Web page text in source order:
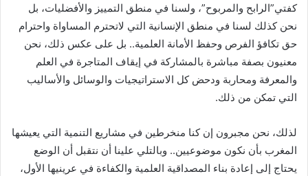
كفتي”الرابح والمربوح”، ولسنا في منطق التمييز والأفضليات، بل
نحن كذلك لسنا في منطق الإنسانية التي لاتحترم المساواة واحترام
حق تكافؤ الفرص وحفظ الأمانة العلمية.. بل على عكس ذلك، نحن
معنيون بصفة مباشرة بالمشاركة في إيقاف المتاجرة في العلم
والمعرفة ومحاربة ودحض كل الاستراتيجيات والوسائل والأساليب
التي تمكن من ذلك.
لذلك، نحن مجبرون إن كنا منخرطين في مشاريع التنمية التي يعيشها
المغرب بأن نكون موضوعيين.. وبالتلي علينا أن نتقبل أن الوضع
يحتاج إلى إعادة بناء المصداقية العلمية والكفاءة في عرينيها الأول،